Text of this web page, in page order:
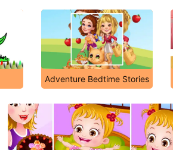
Adventure Bedtime Stories